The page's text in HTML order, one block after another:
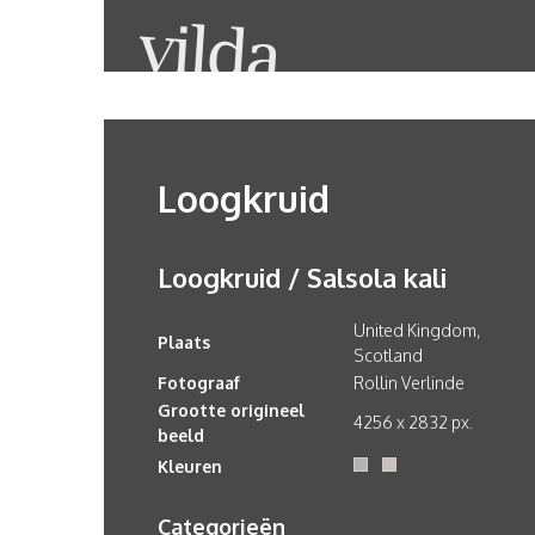
Loogkruid
Loogkruid / Salsola kali
Plaats
United Kingdom,
Scotland
Fotograaf
Rollin Verlinde
Grootte origineel
beeld
4256 x 2832 px.
Kleuren
Categorieën